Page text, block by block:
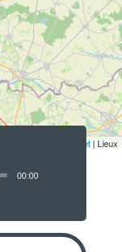
Leaflet | Lieux
00:00